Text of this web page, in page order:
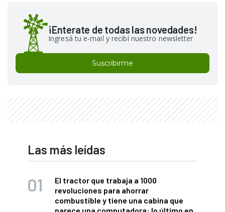
¡Enterate de todas las novedades!
Ingresá tu e-mail y recibí nuestro newsletter
Suscribirme
Las más leídas
El tractor que trabaja a 1000
revoluciones para ahorrar
combustible y tiene una cabina que